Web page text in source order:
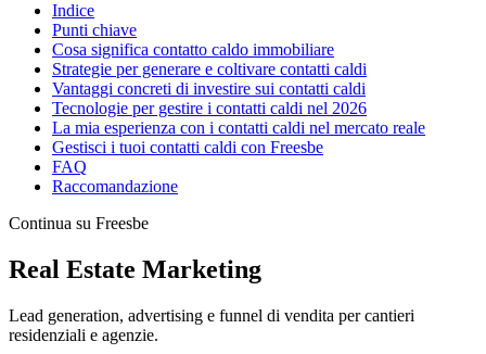
Indice
Punti chiave
Cosa significa contatto caldo immobiliare
Strategie per generare e coltivare contatti caldi
Vantaggi concreti di investire sui contatti caldi
Tecnologie per gestire i contatti caldi nel 2026
La mia esperienza con i contatti caldi nel mercato reale
Gestisci i tuoi contatti caldi con Freesbe
FAQ
Raccomandazione
Continua su Freesbe
Real Estate Marketing
Lead generation, advertising e funnel di vendita per cantieri
residenziali e agenzie.